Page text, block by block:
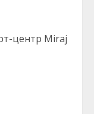
центр Miraj